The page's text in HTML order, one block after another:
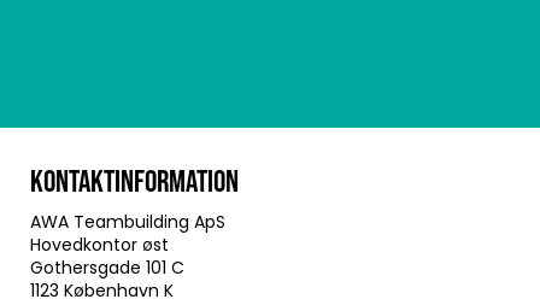
KONTAKTINFORMATION
AWA Teambuilding ApS
Hovedkontor øst
Gothersgade 101 C
1123 København K